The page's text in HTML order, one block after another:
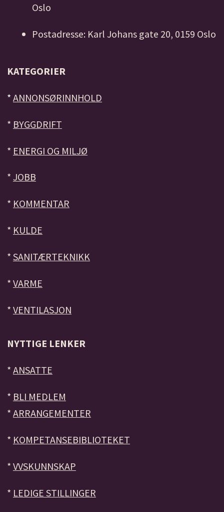
Oslo
Postadresse: Karl Johans gate 20, 0159 Oslo
KATEGORIER
* ANNONSØRINNHOLD
* BYGGDRIFT
* ENERGI OG MILJØ
* JOBB
* KOMMENTAR
* KULDE
* SANITÆRTEKNIKK
* VARME
* VENTILASJON
NYTTIGE LENKER
* ANSATTE
* BLI MEDLEM
* ARRANGEMENTER
* KOMPETANSEBIBLIOTEKET
* VVSKUNNSKAP
* LEDIGE STILLINGER